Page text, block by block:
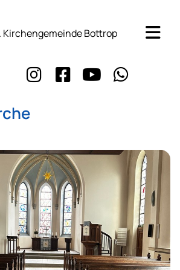
Kirchengemeinde Bottrop